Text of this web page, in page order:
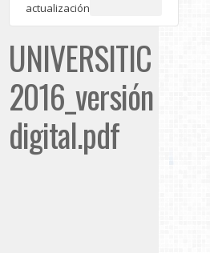
actualización
UNIVERSITIC
2016_versión
digital.pdf